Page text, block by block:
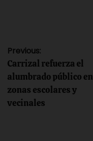
Navegación
de
entradas
Previous:
Carrizal refuerza el
alumbrado público en
zonas escolares y
vecinales